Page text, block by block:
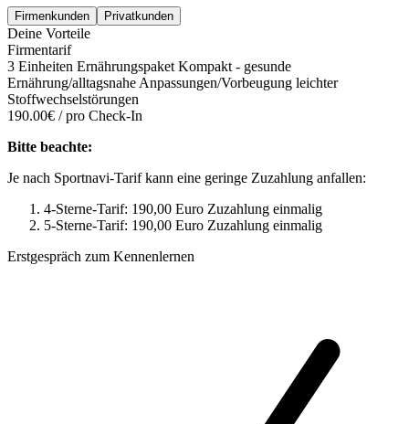
Firmenkunden Privatkunden
Deine Vorteile
Firmentarif
3 Einheiten Ernährungspaket Kompakt - gesunde
Ernährung/alltagsnahe Anpassungen/Vorbeugung leichter
Stoffwechselstörungen
190.00€ / pro Check-In
Bitte beachte:
Je nach Sportnavi-Tarif kann eine geringe Zuzahlung anfallen:
4-Sterne-Tarif: 190,00 Euro Zuzahlung einmalig
5-Sterne-Tarif: 190,00 Euro Zuzahlung einmalig
Erstgespräch zum Kennenlernen